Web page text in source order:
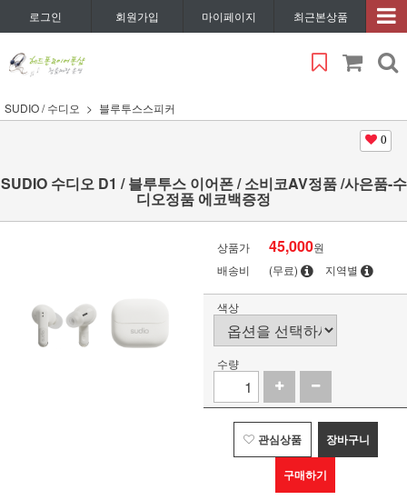
로그인 회원가입 마이페이지 최근본상품
SUDIO / 수디오 블루투스스피커
0
SUDIO 수디오 D1 / 블루투스 이어폰 / 소비코AV정품 /사은품-수
디오정품 에코백증정
상품가 45,000원
배송비
(무료) 지역별
색상
수량
관심상품 장바구니
구매하기